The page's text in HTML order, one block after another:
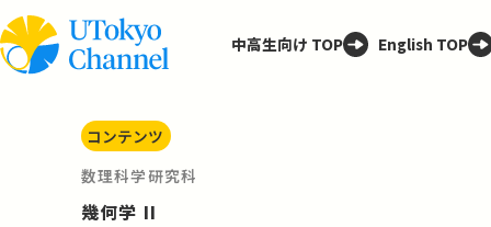
中高生向け TOP English TOP
コンテンツ
数理科学研究科
幾何学 II